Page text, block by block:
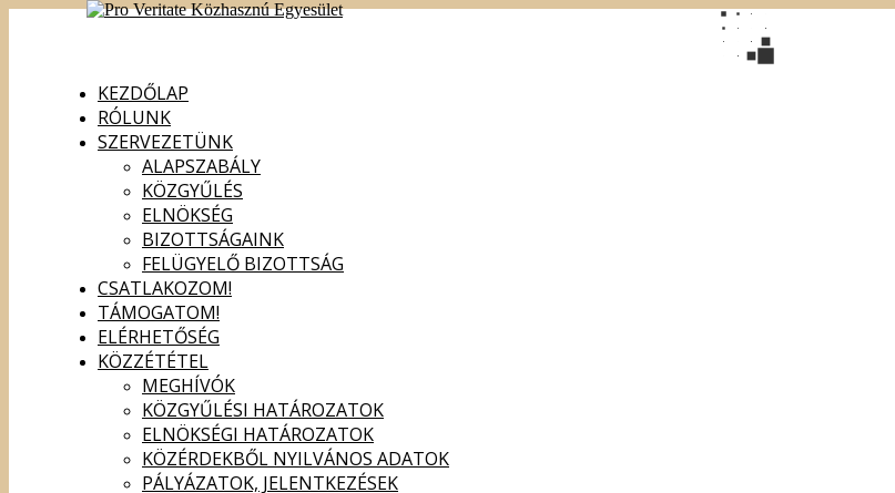
KEZDŐLAP
RÓLUNK
SZERVEZETÜNK
ALAPSZABÁLY
KÖZGYŰLÉS
ELNÖKSÉG
BIZOTTSÁGAINK
FELÜGYELŐ BIZOTTSÁG
CSATLAKOZOM!
TÁMOGATOM!
ELÉRHETŐSÉG
KÖZZÉTÉTEL
MEGHÍVÓK
KÖZGYŰLÉSI HATÁROZATOK
ELNÖKSÉGI HATÁROZATOK
KÖZÉRDEKBŐL NYILVÁNOS ADATOK
PÁLYÁZATOK, JELENTKEZÉSEK